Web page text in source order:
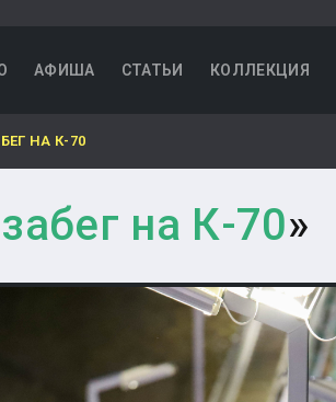
АФИША СТАТЬИ КОЛЛЕКЦИЯ
НА К-70
на К-70»